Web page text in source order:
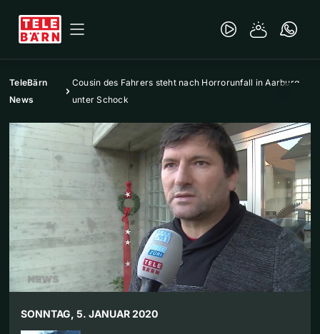
TeleBärn
News
Cousin des Fahrers steht nach Horrorunfall in Aarburg
unter Schock
SONNTAG, 5. JANUAR 2020